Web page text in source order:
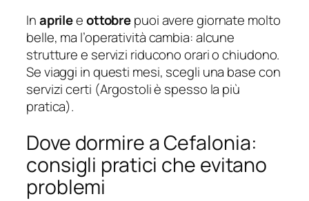
Inaprileeottobrepuoi avere giornate molto
belle, ma l’operatività cambia: alcune
strutture e servizi riducono orari o chiudono.
Se viaggi in questi mesi, scegli una base con
servizi certi (Argostoli è spesso la più
pratica).
Dove dormire a Cefalonia:
consigli pratici che evitano
problemi